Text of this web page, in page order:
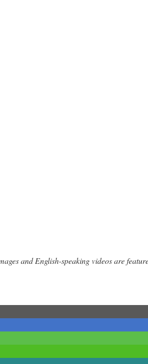
and English-speaking videos are